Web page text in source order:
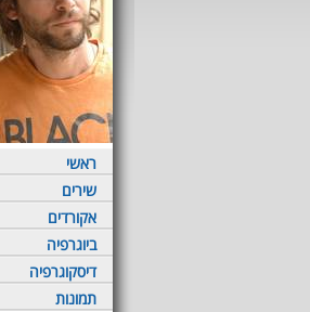
ראשי
שירים
אקורדים
ביוגרפיה
דיסקוגרפיה
תמונות